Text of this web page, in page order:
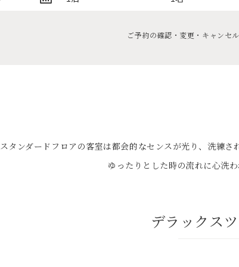
ご予約の確認・変更・キャンセル
スタンダードフロアの客室は都会的なセンスが光り、洗練さ
ゆったりとした時の流れに心洗
デラックス